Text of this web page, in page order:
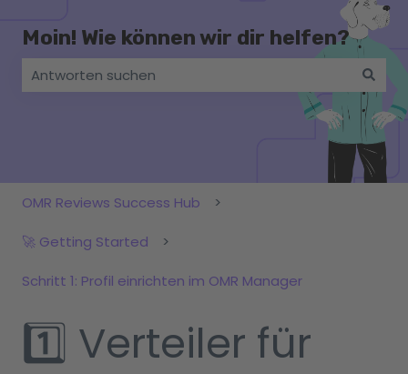
Moin! Wie können wir dir helfen?
Es gibt keine Vorschläge, da das Suchfeld leer ist.
OMR Reviews Success Hub
🚀 Getting Started
Schritt 1: Profil einrichten im OMR Manager
1️⃣ Verteiler für